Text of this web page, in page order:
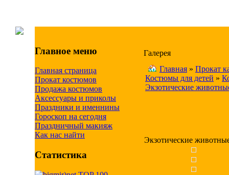
Главное меню
Главная страница
Прокат костюмов
Продажа костюмов
Аксессуары и приколы
Праздники и именнины
Гороскоп на сегодня
Праздничный макияж
Как нас найти
Статистика
Галерея
Главная » Прокат
Костюмы для детей »
Экзотические
Экзотические